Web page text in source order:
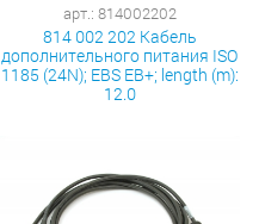
арт.: 814002202
814 002 202 Кабель
дополнительного питания ISO
1185 (24N); EBS EB+; length (m):
12.0